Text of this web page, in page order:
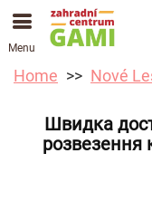
Menu
Home Nové
Швидка
розвезення